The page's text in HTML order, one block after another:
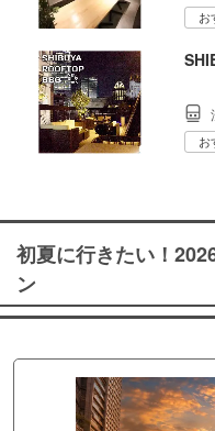
お
お
初夏に行きたい！
ン